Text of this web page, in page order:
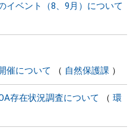
イベント（8、9月）について
催について 自然保護課
存在状況調査について
環